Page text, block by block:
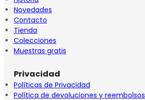
Novedades
Contacto
Tienda
Colecciones
Muestras gratis
Privacidad
Políticas de Privacidad
Política de devoluciones y reembolsos